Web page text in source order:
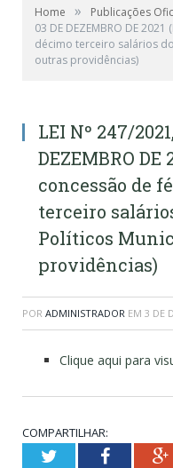
Home » Publicações
03 DE DEZEMBRO DE
décimo terceiro salários
outras providências)
LEI Nº 247/
DEZEMBRO DE
concessão de
terceiro
Políticos
providências)
POR ADMINISTRADOR EM 3 DE
Clique aqui para
COMPARTILHAR:
TwitterFacebook